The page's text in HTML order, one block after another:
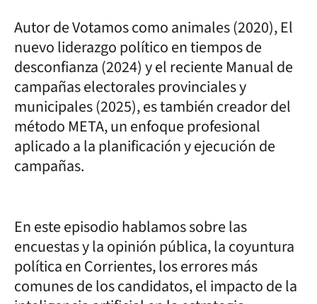
Autor de Votamos como animales (2020), El
nuevo liderazgo político en tiempos de
desconfianza (2024) y el reciente Manual de
campañas electorales provinciales y
municipales (2025), es también creador del
método META, un enfoque profesional
aplicado a la planificación y ejecución de
campañas.
En este episodio hablamos sobre las
encuestas y la opinión pública, la coyuntura
política en Corrientes, los errores más
comunes de los candidatos, el impacto de la